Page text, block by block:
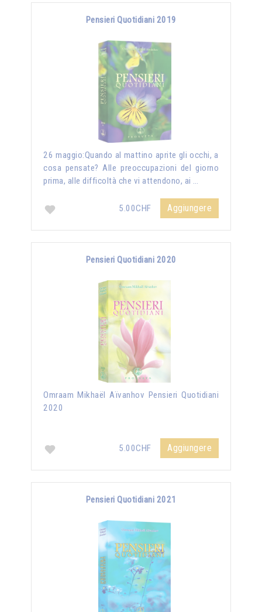
Pensieri Quotidiani 2019
26 maggio:Quando al mattino aprite gli occhi, a
cosa pensate? Alle preoccupazioni del giorno
prima, alle difficoltà che vi attendono, ai …
5.00CHF Aggiungere
Pensieri Quotidiani 2020
Omraam Mikhaël Aïvanhov Pensieri Quotidiani
2020
5.00CHF Aggiungere
Pensieri Quotidiani 2021